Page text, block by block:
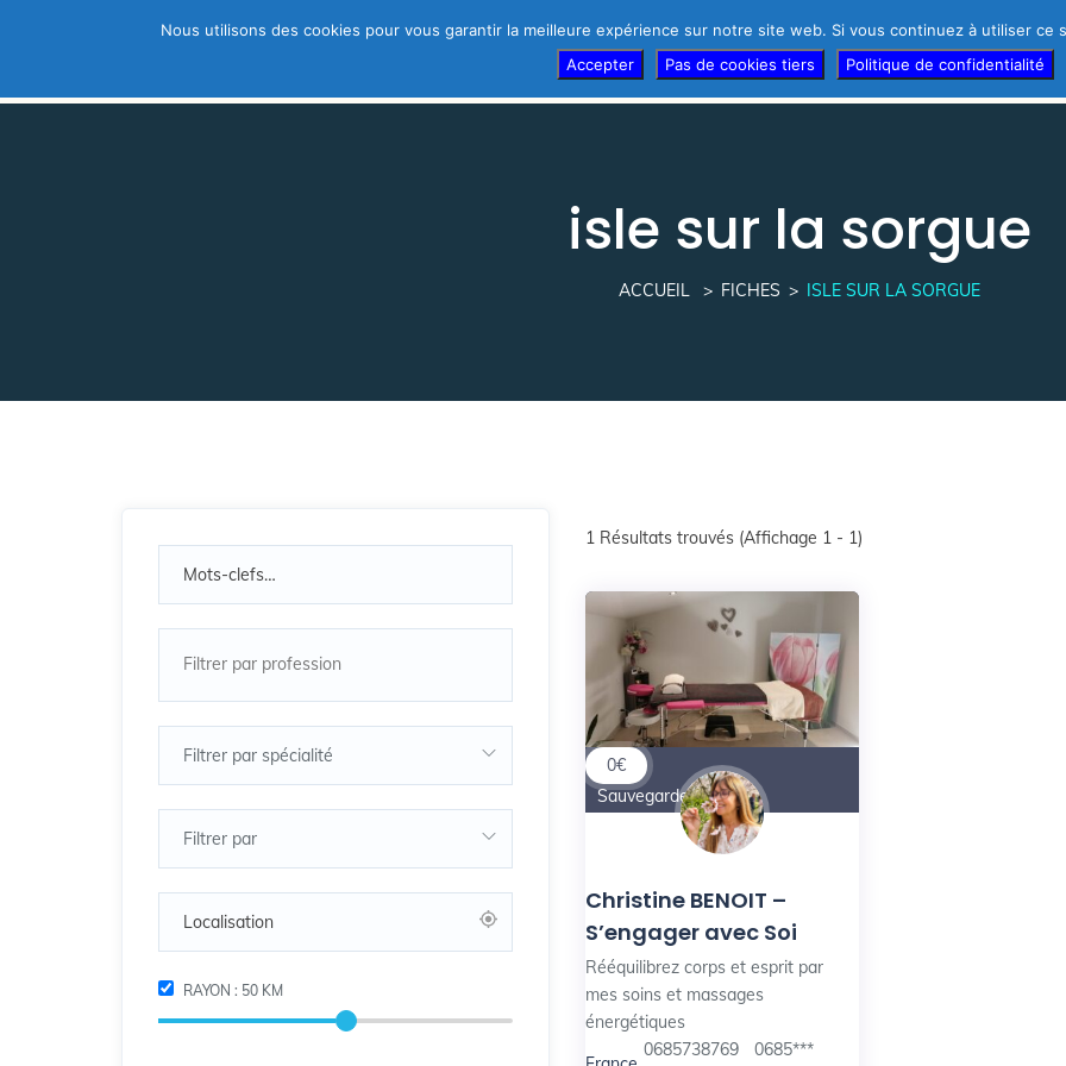
Trouver un thérapeute A découvrir d’urgence ! Témoignages des thérapeutes
isle sur la sorgue
ACCUEIL FICHES ISLE SUR LA SORGUE
Filtrer par spécialité
Filtrer par
RAYON : 50 KM
1 Résultats trouvés (Affichage 1 - 1)
0€
Sauvegarder
Christine BENOIT –
S’engager avec Soi
Rééquilibrez corps et esprit par
mes soins et massages
énergétiques
0685738769
0685***
Nous utilisons des cookies pour vous garantir la meilleure expérience sur notre site web. Si vous continuez à utiliser
Accepter
Pas de cookies tiers Politique de confidentialité